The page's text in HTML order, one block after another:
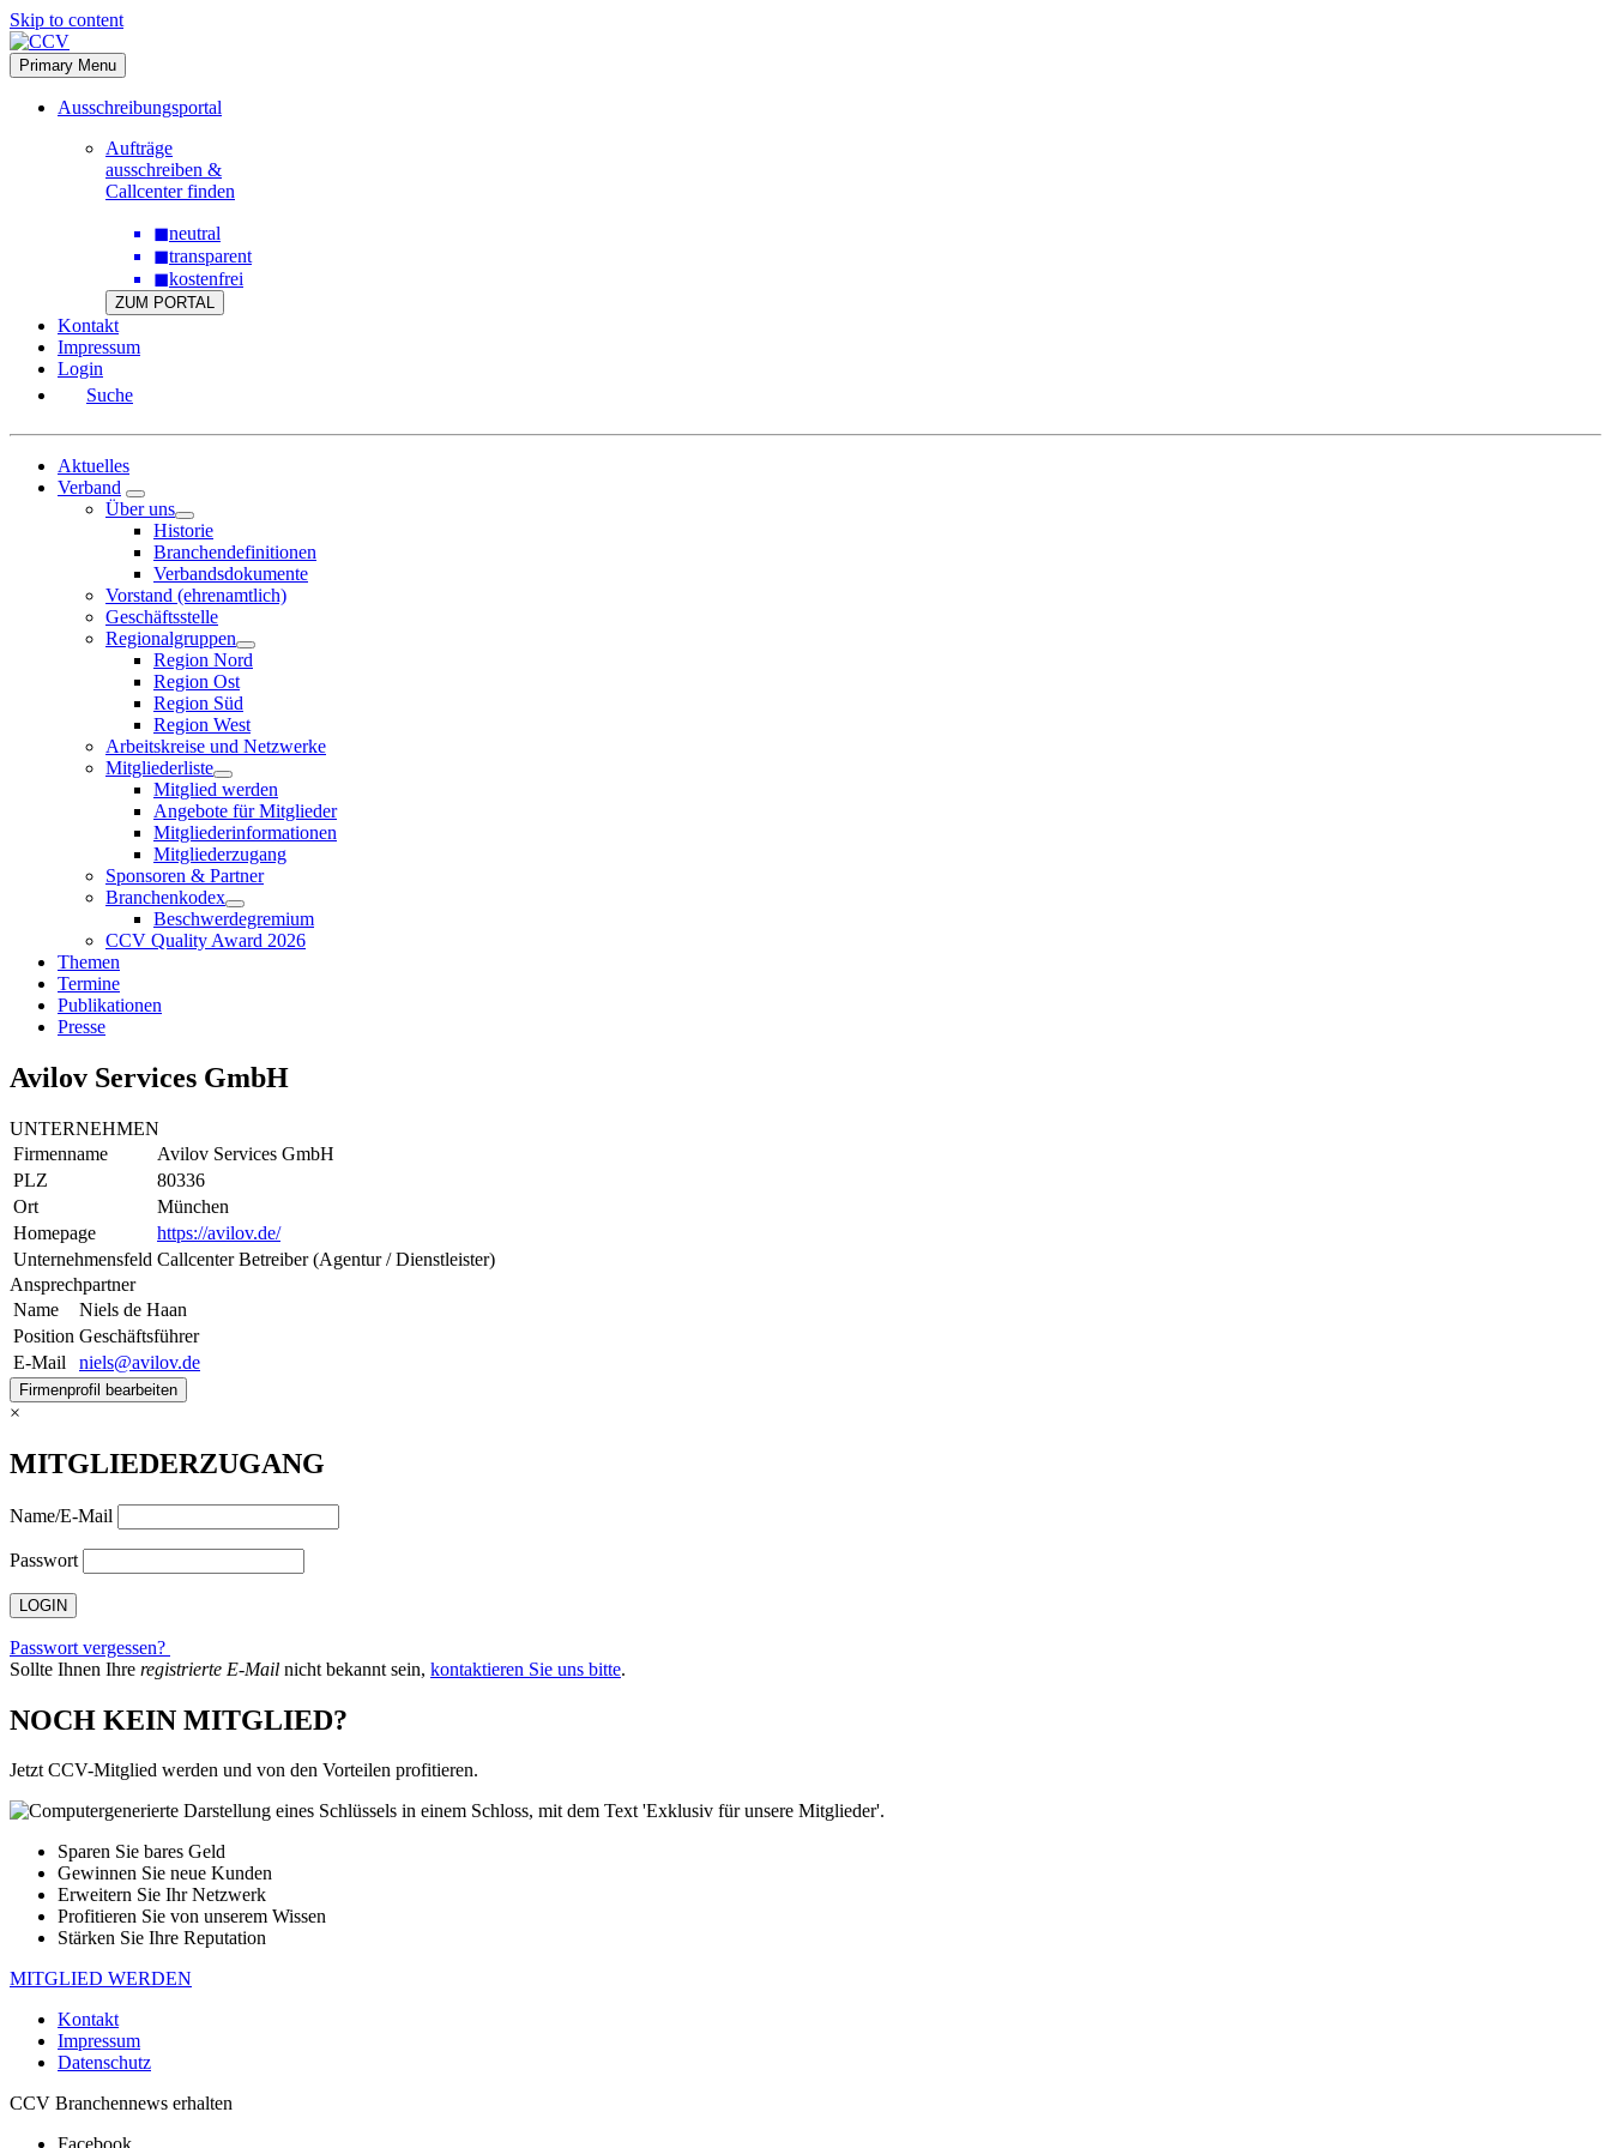
Skip to content
Primary Menu
Ausschreibungsportal
Aufträge
ausschreiben &
Callcenter finden
◼neutral
◼transparent
◼kostenfrei
ZUM PORTAL
Kontakt
Impressum
Login
Suche
Aktuelles
Verband
Über uns
Historie
Branchendefinitionen
Verbandsdokumente
Vorstand (ehrenamtlich)
Geschäftsstelle
Regionalgruppen
Region Nord
Region Ost
Region Süd
Region West
Arbeitskreise und Netzwerke
Mitgliederliste
Mitglied werden
Angebote für Mitglieder
Mitgliederinformationen
Mitgliederzugang
Sponsoren & Partner
Branchenkodex
Beschwerdegremium
CCV Quality Award 2026
Themen
Termine
Publikationen
Presse
Avilov Services GmbH
UNTERNEHMEN
Firmenname
Avilov Services GmbH
PLZ
80336
Ort
München
Homepage
https://avilov.de/
Unternehmensfeld Callcenter Betreiber (Agentur / Dienstleister)
Ansprechpartner
Name
Niels de Haan
Position Geschäftsführer
E-Mail
niels@avilov.de
Firmenprofil bearbeiten
×
MITGLIEDERZUGANG
Name/E-Mail
Passwort
Passwort vergessen?
Sollte Ihnen Ihre registrierte E-Mail nicht bekannt sein, kontaktieren Sie uns bitte.
NOCH KEIN MITGLIED?
Jetzt CCV-Mitglied werden und von den Vorteilen profitieren.
Sparen Sie bares Geld
Gewinnen Sie neue Kunden
Erweitern Sie Ihr Netzwerk
Profitieren Sie von unserem Wissen
Stärken Sie Ihre Reputation
MITGLIED WERDEN
Kontakt
Impressum
Datenschutz
CCV Branchennews erhalten